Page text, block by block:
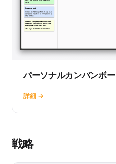
パーソナルカンバンボー
詳細 →
戦略